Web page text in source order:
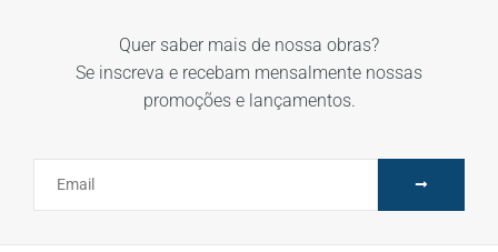
Quer saber mais de nossa obras?
Se inscreva e recebam mensalmente nossas
promoções e lançamentos.